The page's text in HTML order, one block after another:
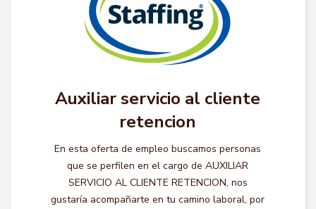
Auxiliar servicio al cliente
retencion
En esta oferta de empleo buscamos personas
que se perfilen en el cargo de AUXILIAR
SERVICIO AL CLIENTE RETENCION, nos
gustaría acompañarte en tu camino laboral, por